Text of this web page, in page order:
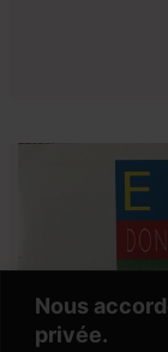
Nous
privée.